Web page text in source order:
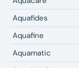
Aquafides
Aquafine
Aquamatic